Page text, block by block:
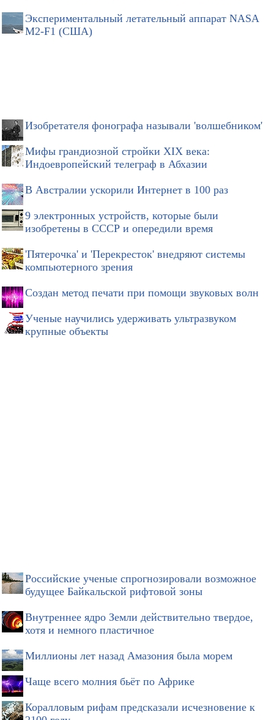
Экспериментальный летательный аппарат NASA
M2-F1 (США)
Изобретателя фонографа называли 'волшебником'
Мифы грандиозной стройки XIX века:
Индоевропейский телеграф в Абхазии
В Австралии ускорили Интернет в 100 раз
9 электронных устройств, которые были
изобретены в СССР и опередили время
'Пятерочка' и 'Перекресток' внедряют системы
компьютерного зрения
Создан метод печати при помощи звуковых волн
Ученые научились удерживать ультразвуком
крупные объекты
Российские ученые спрогнозировали возможное
будущее Байкальской рифтовой зоны
Внутреннее ядро Земли действительно твердое,
хотя и немного пластичное
Миллионы лет назад Амазония была морем
Чаще всего молния бьёт по Африке
Коралловым рифам предсказали исчезновение к